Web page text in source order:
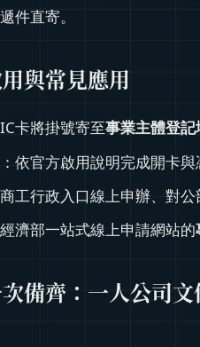
件直寄。
與常見應用
IC卡將掛號寄至事業主體登記
：依官方啟用說明完成開卡與
商工行政入口線上申辦、對
經濟部一站式線上申請網站的
備齊：一人公司